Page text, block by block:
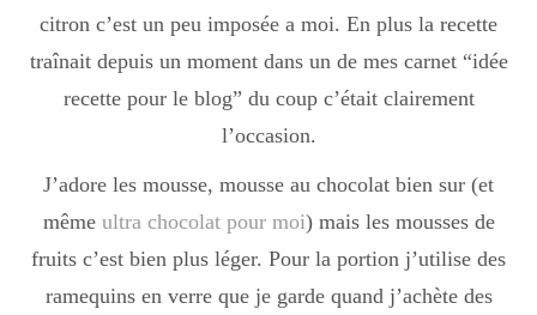
citron c’est un peu imposée a moi. En plus la recette
traînait depuis un moment dans un de mes carnet “idée
recette pour le blog” du coup c’était clairement
l’occasion.
J’adore les mousse, mousse au chocolat bien sur (et
même ultra chocolat pour moi) mais les mousses de
fruits c’est bien plus léger. Pour la portion j’utilise des
ramequins en verre que je garde quand j’achète des